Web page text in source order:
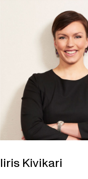
Iiris Kivikari